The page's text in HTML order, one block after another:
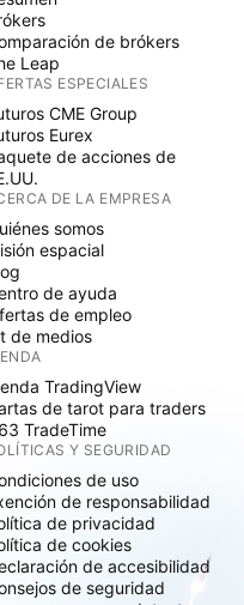
de brókers
Leap
ESPECIALES
CME Group
Eurex
de acciones de
DE LA EMPRESA
somos
espacial
de ayuda
de empleo
de medios
TradingView
de tarot para traders
TradeTime
Y SEGURIDAD
de uso
de responsabilidad
de privacidad
de cookies
de accesibilidad
de seguridad